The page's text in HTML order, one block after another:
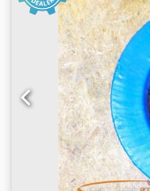
ierīci, kurai var būt
skrāpējumi vai
darbojas.
Jūs varat apskatīt
vienojieties par
nodrošināt drošu
pasaules vietu!
veicam
iegūtu sīkāku
personīgi.